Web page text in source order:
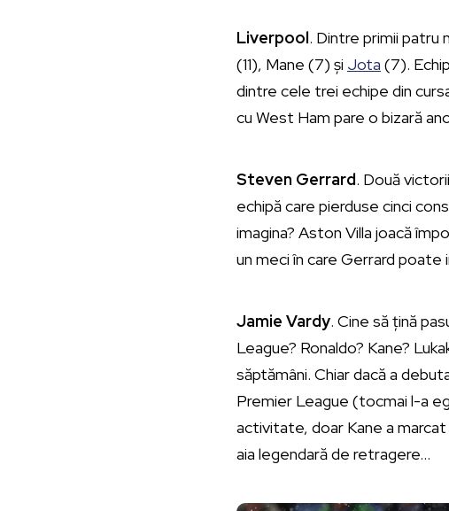
Liverpool. Dintre primii patru
(11), Mane (7) și Jota (7).
dintre cele trei echipe din
cu West Ham pare o bizară
Steven Gerrard. Două
echipă care pierduse cinci
imagina? Aston Villa joacă
un meci în care Gerrard
Jamie Vardy. Cine să țină
League? Ronaldo? Kane?
săptămâni. Chiar dacă a
Premier League (tocmai l-a
activitate, doar Kane a
aia legendară de retragere…